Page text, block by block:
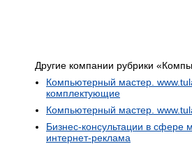
Другие компании рубрики
Компьютерный мастер.
комплектующие
Компьютерный мастер.
Бизнес-консультации в сфере
интернет-реклама